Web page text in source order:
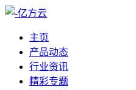
主页
产品动态
行业资讯
精彩专题